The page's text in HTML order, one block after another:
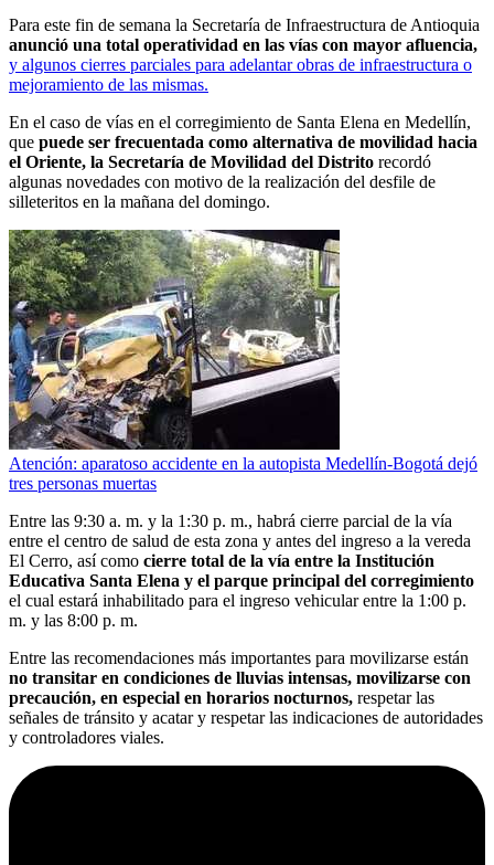
Para este fin de semana la Secretaría de Infraestructura de Antioquia
anunció una total operatividad en las vías con mayor afluencia,
y algunos cierres parciales para adelantar obras de infraestructura o
mejoramiento de las mismas.
En el caso de vías en el corregimiento de Santa Elena en Medellín,
que puede ser frecuentada como alternativa de movilidad hacia
el Oriente, la Secretaría de Movilidad del Distrito recordó
algunas novedades con motivo de la realización del desfile de
silleteritos en la mañana del domingo.
Atención: aparatoso accidente en la autopista Medellín-Bogotá dejó
tres personas muertas
Entre las 9:30 a. m. y la 1:30 p. m., habrá cierre parcial de la vía
entre el centro de salud de esta zona y antes del ingreso a la vereda
El Cerro, así como cierre total de la vía entre la Institución
Educativa Santa Elena y el parque principal del corregimiento
el cual estará inhabilitado para el ingreso vehicular entre la 1:00 p.
m. y las 8:00 p. m.
Entre las recomendaciones más importantes para movilizarse están
no transitar en condiciones de lluvias intensas, movilizarse con
precaución, en especial en horarios nocturnos, respetar las
señales de tránsito y acatar y respetar las indicaciones de autoridades
y controladores viales.